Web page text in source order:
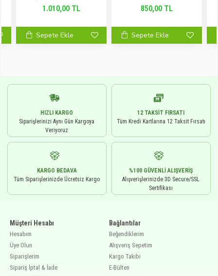
1.010,00 TL
Sepete Ekle
850,00 TL
Sepete Ekle
HIZLI KARGO
Siparişlerinizi Aynı Gün Kargoya
Veriyoruz
12 TAKSIT FIRSATI
Tüm Kredi Kartlarına 12 Taksit Fırsatı
KARGO BEDAVA
Tüm Siparişlerinizde Ücretsiz Kargo
%100 GÜVENLI ALIŞVERIŞ
Alışverişlerinizde 3D Secure/SSL
Sertifikası
Müşteri Hesabı
Hesabım
Üye Olun
Siparişlerim
Sipariş İptal & İade
Bağlantılar
Beğendiklerim
Alışveriş Sepetim
Kargo Takibi
E-Bülten